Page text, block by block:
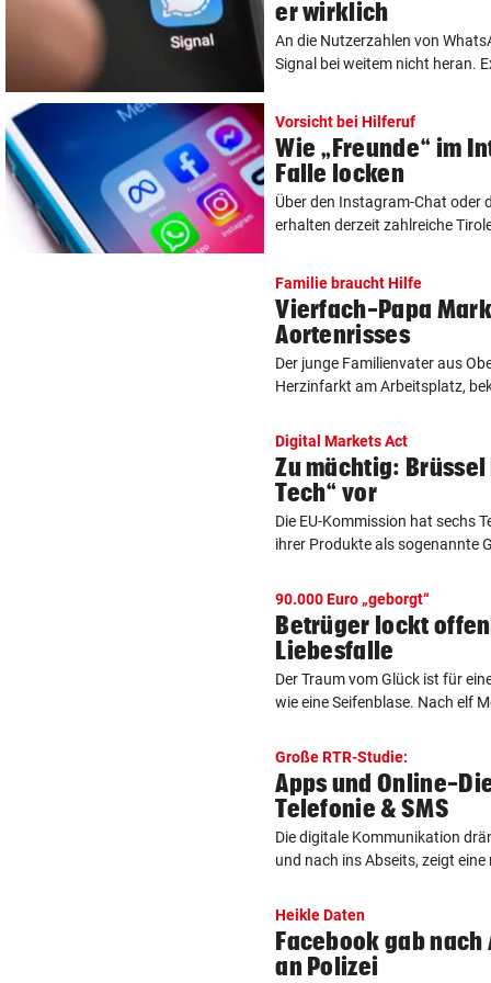
er wirklich
An die Nutzerzahlen von
Signal bei weitem nicht heran.
Vorsicht bei Hilferuf
Wie „Freunde“ im
Falle locken
Über den Instagram-Chat oder
erhalten derzeit zahlreiche
Familie braucht Hilfe
Vierfach-Papa
Aortenrisses
Der junge Familienvater aus
Herzinfarkt am Arbeitsplatz,
Digital Markets Act
Zu mächtig:
Tech“ vor
Die EU-Kommission hat sechs
ihrer Produkte als sogenannte
90.000 Euro „geborgt“
Betrüger lockt
Liebesfalle
Der Traum vom Glück ist für
wie eine Seifenblase. Nach elf
Große RTR-Studie:
Apps und Online-
Telefonie & SMS
Die digitale Kommunikation
und nach ins Abseits, zeigt eine
Heikle Daten
Facebook gab
an Polizei